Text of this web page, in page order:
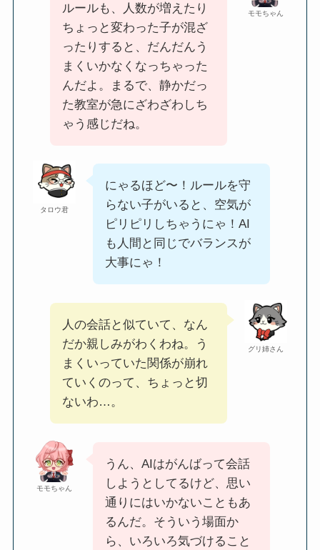
モモちゃん
ルールも、人数が増えたり
ちょっと変わった子が混ざ
ったりすると、だんだんう
まくいかなくなっちゃった
んだよ。まるで、静かだっ
た教室が急にざわざわしち
ゃう感じだね。
タロウ君
にゃるほど〜！ルールを守
らない子がいると、空気が
ピリピリしちゃうにゃ！AI
も人間と同じでバランスが
大事にゃ！
グリ姉さん
人の会話と似ていて、なん
だか親しみがわくわね。う
まくいっていた関係が崩れ
ていくのって、ちょっと切
ないわ…。
モモちゃん
うん、AIはがんばって会話
しようとしてるけど、思い
通りにはいかないこともあ
るんだ。そういう場面か
ら、いろいろ気づけること